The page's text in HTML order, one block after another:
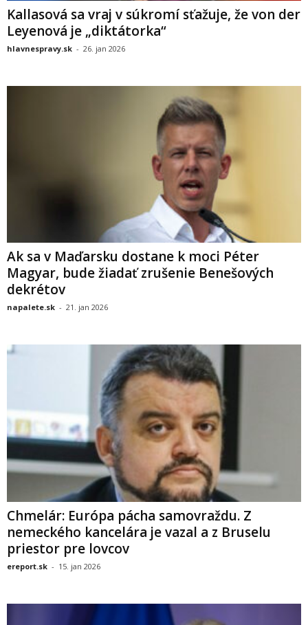
Kallasová sa vraj v súkromí sťažuje, že von der
Leyenová je „diktátorka“
hlavnespravy.sk - 26. jan 2026
Ak sa v Maďarsku dostane k moci Péter
Magyar, bude žiadať zrušenie Benešových
dekrétov
napalete.sk - 21. jan 2026
Chmelár: Európa pácha samovraždu. Z
nemeckého kancelára je vazal a z Bruselu
priestor pre lovcov
ereport.sk - 15. jan 2026